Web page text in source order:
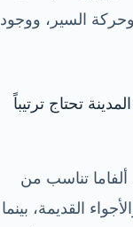
السير، ووجود
تحتاج ترتيباً
ألفاما تناسب من
القديمة، بينما